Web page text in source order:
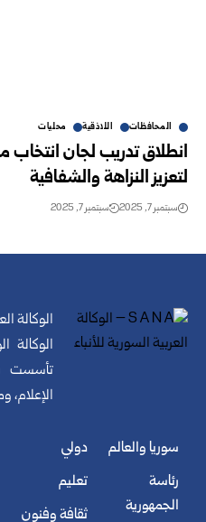
المحافظات اللاذقية محليات
انطلاق تدريب لجان
لتعزيز النزاهة والشفافية
سبتمبر 7, 2025 سبتمبر 7, 2025
الوكالة
الوكالة
سوريا والعالم
رئاسة
الجمهورية
دولي
تعليم
ثقافة وفنون